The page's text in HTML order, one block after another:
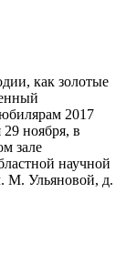
как золотые
2017
29 ноября, в
зале
научной
М. Ульяновой, д.